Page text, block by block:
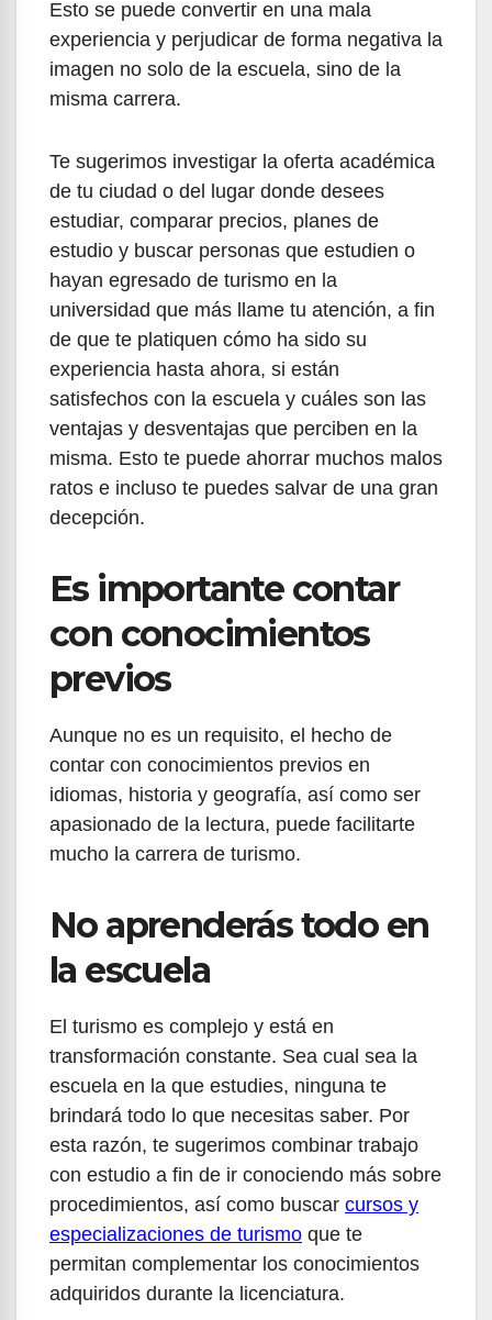
Esto se puede convertir en una mala
experiencia y perjudicar de forma negativa la
imagen no solo de la escuela, sino de la
misma carrera.
Te sugerimos investigar la oferta académica
de tu ciudad o del lugar donde desees
estudiar, comparar precios, planes de
estudio y buscar personas que estudien o
hayan egresado de turismo en la
universidad que más llame tu atención, a fin
de que te platiquen cómo ha sido su
experiencia hasta ahora, si están
satisfechos con la escuela y cuáles son las
ventajas y desventajas que perciben en la
misma. Esto te puede ahorrar muchos malos
ratos e incluso te puedes salvar de una gran
decepción.
Es importante contar
con conocimientos
previos
Aunque no es un requisito, el hecho de
contar con conocimientos previos en
idiomas, historia y geografía, así como ser
apasionado de la lectura, puede facilitarte
mucho la carrera de turismo.
No aprenderás todo en
la escuela
El turismo es complejo y está en
transformación constante. Sea cual sea la
escuela en la que estudies, ninguna te
brindará todo lo que necesitas saber. Por
esta razón, te sugerimos combinar trabajo
con estudio a fin de ir conociendo más sobre
procedimientos, así como buscar cursos y
especializaciones de turismo que te
permitan complementar los conocimientos
adquiridos durante la licenciatura.